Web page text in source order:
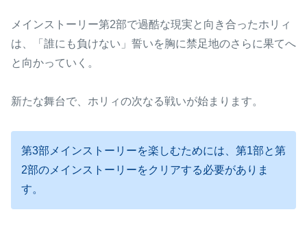
メインストーリー第2部で過酷な現実と向き合ったホリィ
は、「誰にも負けない」誓いを胸に禁足地のさらに果てへ
と向かっていく。
新たな舞台で、ホリィの次なる戦いが始まります。
第3部メインストーリーを楽しむためには、第1部と第
2部のメインストーリーをクリアする必要がありま
す。